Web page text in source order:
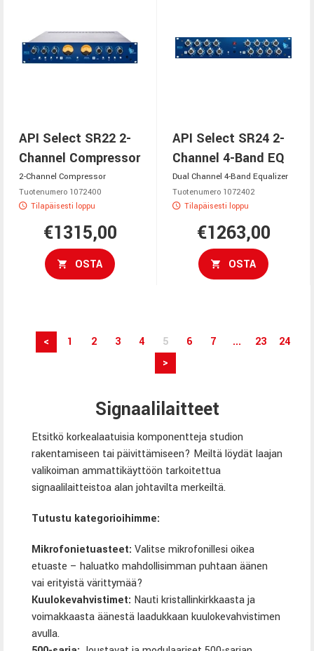
API Select SR22 2-
Channel Compressor
2-Channel Compressor
Tuotenumero 1072400
Tilapäisesti loppu
€1315,00
OSTA
API Select SR24 2-
Channel 4-Band EQ
Dual Channel 4-Band Equalizer
Tuotenumero 1072402
Tilapäisesti loppu
€1263,00
OSTA
< 1 2 3 4 5 6 7 ... 23
24
>
Signaalilaitteet
Etsitkö korkealaatuisia komponentteja studion
rakentamiseen tai päivittämiseen? Meiltä löydät laajan
valikoiman ammattikäyttöön tarkoitettua
signaalilaitteistoa alan johtavilta merkeiltä.
Tutustu kategorioihimme:
Mikrofonietuasteet: Valitse mikrofonillesi oikea
etuaste – haluatko mahdollisimman puhtaan äänen
vai erityistä värittymää?
Kuulokevahvistimet: Nauti kristallinkirkkaasta ja
voimakkaasta äänestä laadukkaan kuulokevahvistimen
avulla.